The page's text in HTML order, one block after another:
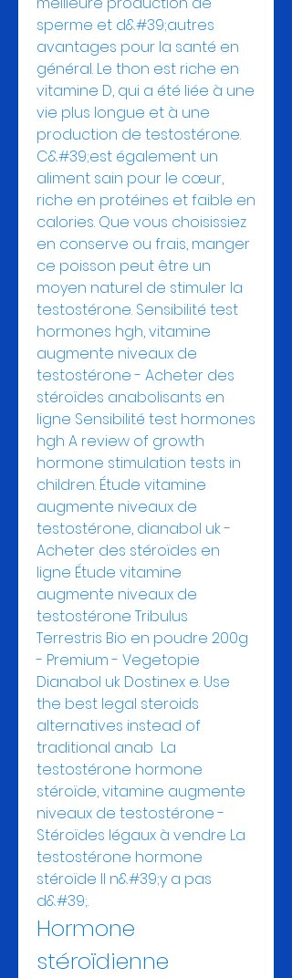
sperme et d&#39;autres
avantages pour la santé en
général. Le thon est riche en
vitamine D, qui a été liée à une
vie plus longue et à une
production de testostérone.
C&#39;est également un
aliment sain pour le cœur,
riche en protéines et faible en
calories. Que vous choisissiez
en conserve ou frais, manger
ce poisson peut être un
moyen naturel de stimuler la
testostérone. Sensibilité test
hormones hgh, vitamine
augmente niveaux de
testostérone - Acheter des
stéroïdes anabolisants en
ligne Sensibilité test hormones
hgh A review of growth
hormone stimulation tests in
children. Étude vitamine
augmente niveaux de
testostérone, dianabol uk -
Acheter des stéroïdes en
ligne Étude vitamine
augmente niveaux de
testostérone Tribulus
Terrestris Bio en poudre 200g
- Premium - Vegetopie
Dianabol uk Dostinex e. Use
the best legal steroids
alternatives instead of
traditional anab  La
testostérone hormone
stéroïde, vitamine augmente
niveaux de testostérone -
Stéroïdes légaux à vendre La
testostérone hormone
stéroïde Il n&#39;y a pas
d&#39;.
Hormone
stéroïdienne